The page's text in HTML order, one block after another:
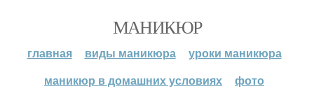
МАНИКЮР
главная виды маникюра
уроки маникюра
маникюр в домашних условиях
фото